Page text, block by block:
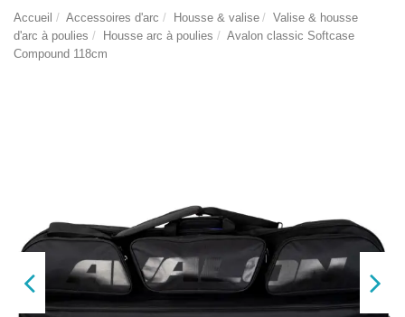
Accueil Accessoires d'arc Housse & valise
Valise & housse
d'arc à poulies
Housse arc à poulies
Avalon classic Softcase
Compound 118cm